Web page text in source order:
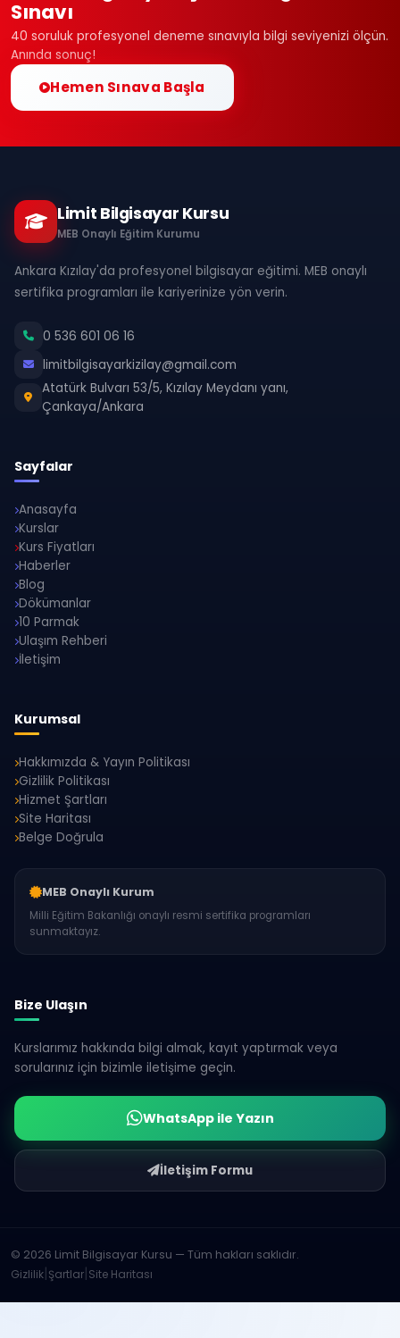
Sınavı
40 soruluk profesyonel deneme sınavıyla bilgi seviyenizi ölçün.
Anında sonuç!
Hemen Sınava Başla
Limit Bilgisayar Kursu
MEB Onaylı Eğitim Kurumu
Ankara Kızılay'da profesyonel bilgisayar eğitimi. MEB onaylı
sertifika programları ile kariyerinize yön verin.
0 536 601 06 16
limitbilgisayarkizilay@gmail.com
Atatürk Bulvarı 53/5, Kızılay Meydanı yanı,
Çankaya/Ankara
Sayfalar
Anasayfa
Kurslar
Kurs Fiyatları
Haberler
Blog
Dökümanlar
10 Parmak
Ulaşım Rehberi
İletişim
Kurumsal
Hakkımızda & Yayın Politikası
Gizlilik Politikası
Hizmet Şartları
Site Haritası
Belge Doğrula
MEB Onaylı Kurum
Milli Eğitim Bakanlığı onaylı resmi sertifika programları
sunmaktayız.
Bize Ulaşın
Kurslarımız hakkında bilgi almak, kayıt yaptırmak veya
sorularınız için bizimle iletişime geçin.
WhatsApp ile Yazın
İletişim Formu
© 2026 Limit Bilgisayar Kursu — Tüm hakları saklıdır.
Gizlilik Şartlar Site Haritası